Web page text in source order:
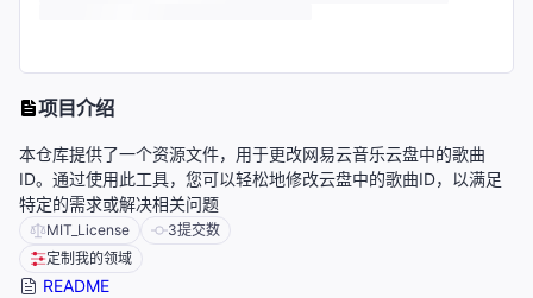
项目介绍
本仓库提供了一个资源文件，用于更改网易云音乐云盘中的歌曲
ID。通过使用此工具，您可以轻松地修改云盘中的歌曲ID，以满足
特定的需求或解决相关问题
MIT_License 3提交数
定制我的领域
README